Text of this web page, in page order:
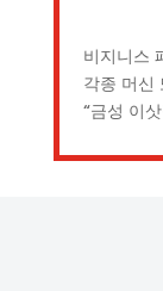
비지니스
각종 머신
“금성 이